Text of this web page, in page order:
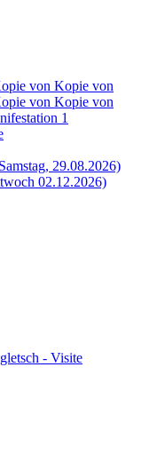
von Kopie von
von Kopie von
1
29.08.2026)
02.12.2026)
- Visite